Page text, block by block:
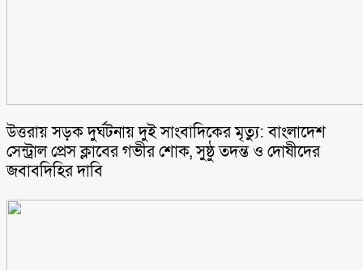
উত্তরায় সড়ক দুর্ঘটনায় দুই সাংবাদিকের মৃত্যু: বাংলাদেশ
সেন্ট্রাল প্রেস ক্লাবের গভীর শোক, সুষ্ঠু তদন্ত ও দোষীদের
জবাবদিহির দাবি